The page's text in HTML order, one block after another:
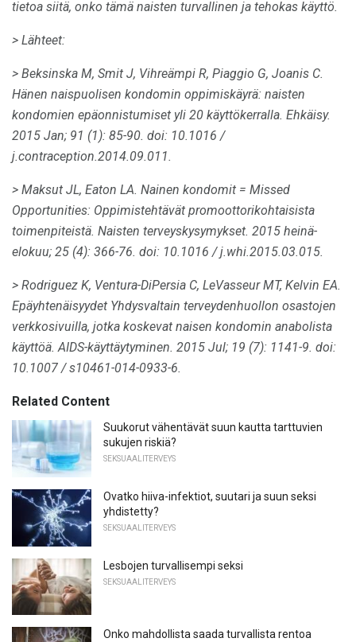
tietoa siitä, onko tämä naisten turvallinen ja tehokas käyttö.
> Lähteet:
> Beksinska M, Smit J, Vihreämpi R, Piaggio G, Joanis C.
Hänen naispuolisen kondomin oppimiskäyrä: naisten
kondomien epäonnistumiset yli 20 käyttökerralla. Ehkäisy.
2015 Jan; 91 (1): 85-90. doi: 10.1016 /
j.contraception.2014.09.011.
> Maksut JL, Eaton LA. Nainen kondomit = Missed
Opportunities: Oppimistehtävät promoottorikohtaisista
toimenpiteistä. Naisten terveyskysymykset. 2015 heinä-
elokuu; 25 (4): 366-76. doi: 10.1016 / j.whi.2015.03.015.
> Rodriguez K, Ventura-DiPersia C, LeVasseur MT, Kelvin EA.
Epäyhtenäisyydet Yhdysvaltain terveydenhuollon osastojen
verkkosivuilla, jotka koskevat naisen kondomin anabolista
käyttöä. AIDS-käyttäytyminen. 2015 Jul; 19 (7): 1141-9. doi:
10.1007 / s10461-014-0933-6.
Related Content
Suukorut vähentävät suun kautta tarttuvien
sukujen riskiä?
SEKSUAALITERVEYS
Ovatko hiiva-infektiot, suutari ja suun seksi
yhdistetty?
SEKSUAALITERVEYS
Lesbojen turvallisempi seksi
SEKSUAALITERVEYS
Onko mahdollista saada turvallista rentoa